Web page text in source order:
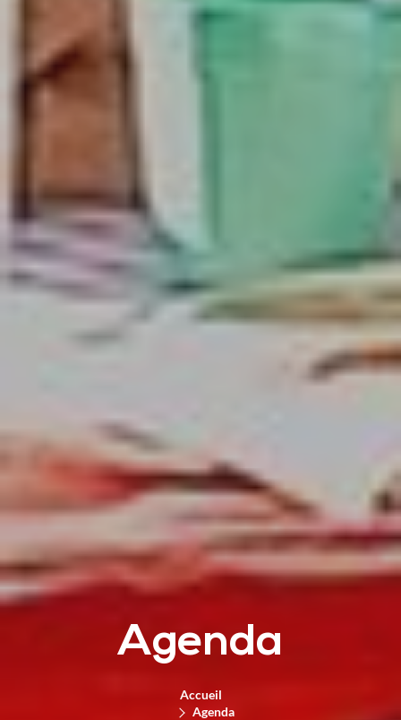
Agenda
Accueil
Agenda